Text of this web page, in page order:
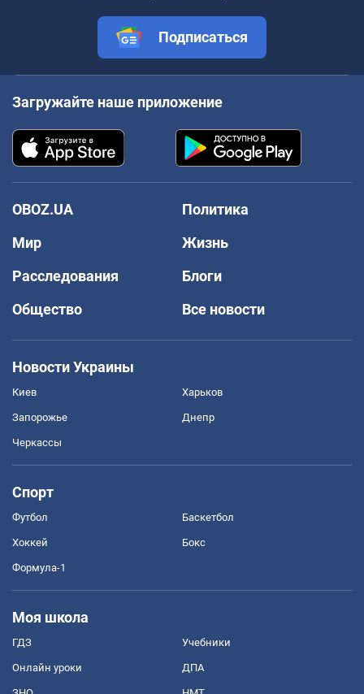
Подписаться
Загружайте наше приложение
OBOZ.UA
Политика
Мир
Жизнь
Расследования
Блоги
Общество
Все новости
Новости Украины
Киев Харьков
Запорожье Днепр
Черкассы
Спорт
Футбол Баскетбол
Хоккей Бокс
Формула-1
Моя школа
ГДЗ Учебники
Онлайн уроки ДПА